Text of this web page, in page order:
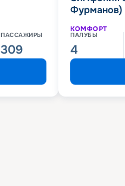
ПАССАЖИРЫ
309
Фурманов)
КОМФОРТ
ПАЛУБЫ
4